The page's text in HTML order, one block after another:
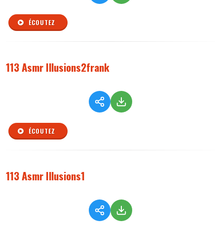
ÉCOUTEZ
113 Asmr Illusions2frank
ÉCOUTEZ
113 Asmr Illusions1